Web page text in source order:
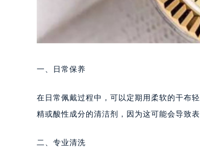
一、日常保养
在日常佩戴过程中，可以定期用柔软的干布
精或酸性成分的清洁剂，因为这可能会导致
二、专业清洗